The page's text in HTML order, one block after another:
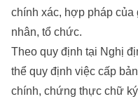
chính xác, hợp pháp
nhân, tổ chức.
Theo quy định tại Nghị
thể quy định việc cấp
chính, chứng thực chữ